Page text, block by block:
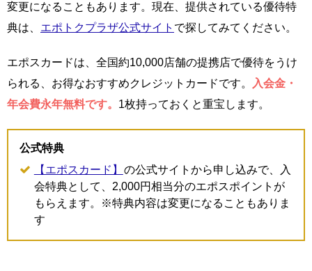
変更になることもあります。現在、提供されている優待特
典は、 エポトクプラザ公式サイト で探してみてください。
エポスカードは、全国約10,000店舗の提携店で優待をうけ
られる、お得なおすすめクレジットカードです。
入会金・
年会費永年無料です。 1枚持っておくと重宝します。
公式特典
【エポスカード】 の公式サイトから申し込みで、入
会特典として、2,000円相当分のエポスポイントが
もらえます。※特典内容は変更になることもありま
す